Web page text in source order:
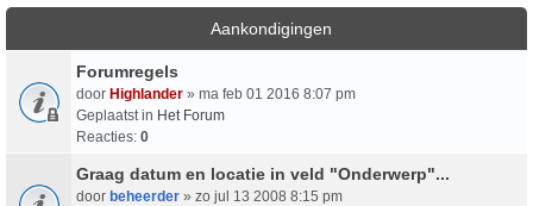
Aankondigingen
Forumregels
door Highlander » ma feb 01 2016 8:07 pm
Geplaatst in Het Forum
Reacties: 0
Graag datum en locatie in veld "Onderwerp"...
door beheerder » zo jul 13 2008 8:15 pm